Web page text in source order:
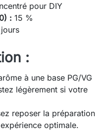
pour DIY
: 15 %
:
à une base PG/VG
légèrement si votre
reposer la préparation
optimale.